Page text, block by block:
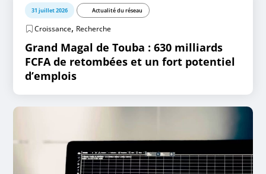
31 juillet 2026 Actualité du réseau
Croissance, Recherche
Grand Magal de Touba : 630 milliards
FCFA de retombées et un fort potentiel
d’emplois